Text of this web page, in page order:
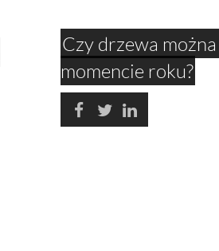
Czy drzewa
momencie roku?